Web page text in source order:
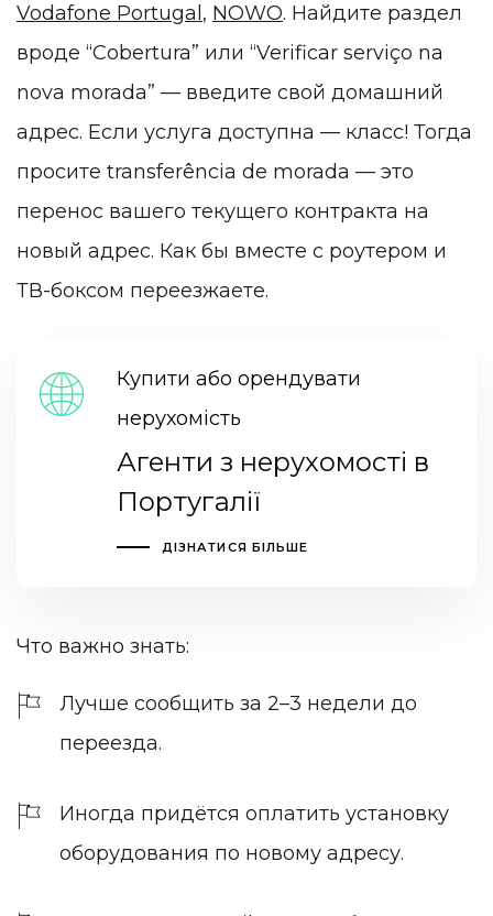
Vodafone Portugal, NOWO. Найдите раздел
вроде “Cobertura” или “Verificar serviço na
nova morada” — введите свой домашний
адрес. Если услуга доступна — класс! Тогда
просите transferência de morada — это
перенос вашего текущего контракта на
новый адрес. Как бы вместе с роутером и
ТВ-боксом переезжаете.
Купити або орендувати
нерухомість
Агенти з нерухомості в
Португалії
ДІЗНАТИСЯ БІЛЬШЕ
Что важно знать:
Лучше сообщить за 2–3 недели до
переезда.
Иногда придётся оплатить установку
оборудования по новому адресу.